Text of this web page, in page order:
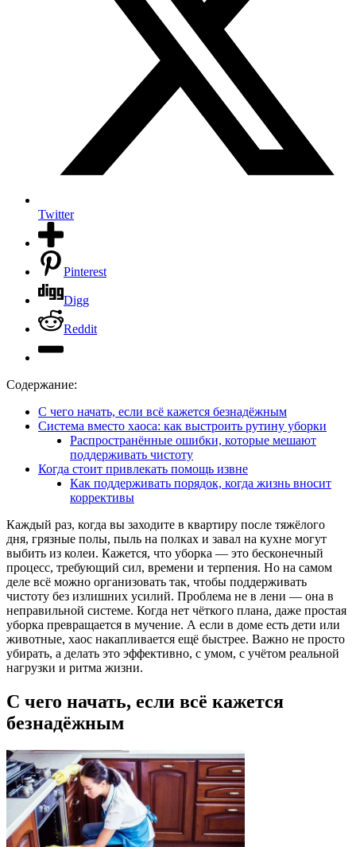
Twitter
Pinterest
Digg
Reddit
Содержание:
С чего начать, если всё кажется безнадёжным
Система вместо хаоса: как выстроить рутину уборки
Распространённые ошибки, которые мешают
поддерживать чистоту
Когда стоит привлекать помощь извне
Как поддерживать порядок, когда жизнь вносит
коррективы
Каждый раз, когда вы заходите в квартиру после тяжёлого
дня, грязные полы, пыль на полках и завал на кухне могут
выбить из колеи. Кажется, что уборка — это бесконечный
процесс, требующий сил, времени и терпения. Но на самом
деле всё можно организовать так, чтобы поддерживать
чистоту без излишних усилий. Проблема не в лени — она в
неправильной системе. Когда нет чёткого плана, даже простая
уборка превращается в мучение. А если в доме есть дети или
животные, хаос накапливается ещё быстрее. Важно не просто
убирать, а делать это эффективно, с умом, с учётом реальной
нагрузки и ритма жизни.
С чего начать, если всё кажется
безнадёжным